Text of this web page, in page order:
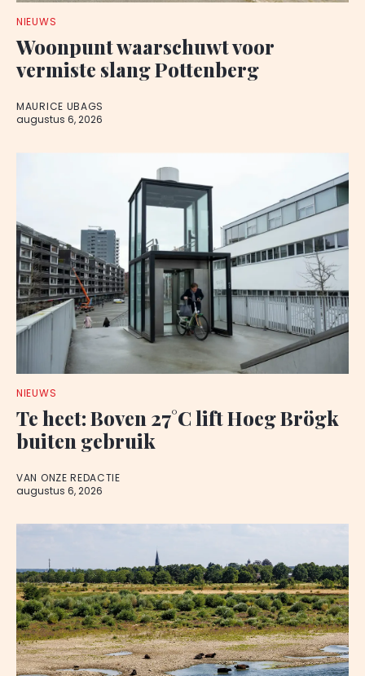
NIEUWS
Woonpunt waarschuwt voor
vermiste slang Pottenberg
MAURICE UBAGS
augustus 6, 2026
NIEUWS
Te heet: Boven 27°C lift Hoeg Brögk
buiten gebruik
VAN ONZE REDACTIE
augustus 6, 2026